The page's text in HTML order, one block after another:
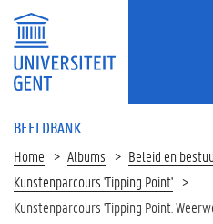
BEELDBANK
Home Albums Beleid en
Kunstenparcours 'Tipping Point'
Kunstenparcours 'Tipping Point.